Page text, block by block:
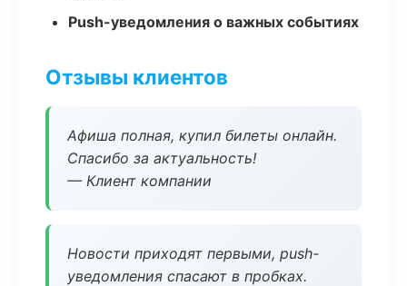
Push-уведомления о важных событиях
Отзывы клиентов
Афиша полная, купил билеты онлайн.
Спасибо за актуальность!
— Клиент компании
Новости приходят первыми, push-
уведомления спасают в пробках.